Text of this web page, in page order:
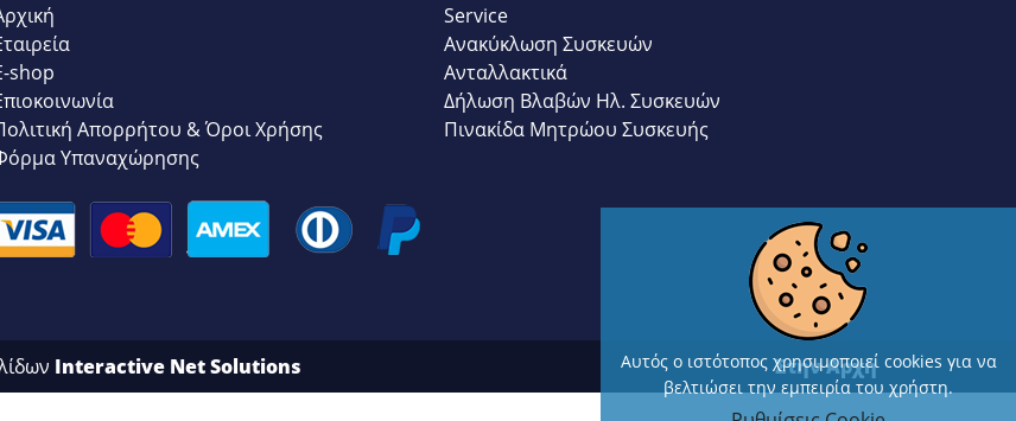
shop
Απορρήτου & Όροι Χρήσης
Υπαναχώρησης
Service
Ανακύκλωση Συσκευών
Ανταλλακτικά
Δήλωση Βλαβών Ηλ. Συσκευών
Πινακίδα Μητρώου Συσκευής
Interactive Net Solutions Στην Αρχή
Αυτός ο ιστότοπος χρησιμοποιεί cookies για να
βελτιώσει την εμπειρία του χρήστη.